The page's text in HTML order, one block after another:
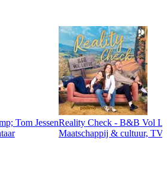
Tom JessenReality Check - B&B Vol
Maatschappij & cultuur,